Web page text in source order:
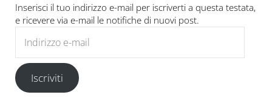
Inserisci il tuo indirizzo e-mail per iscriverti a questa testata,
e ricevere via e-mail le notifiche di nuovi post.
Iscriviti